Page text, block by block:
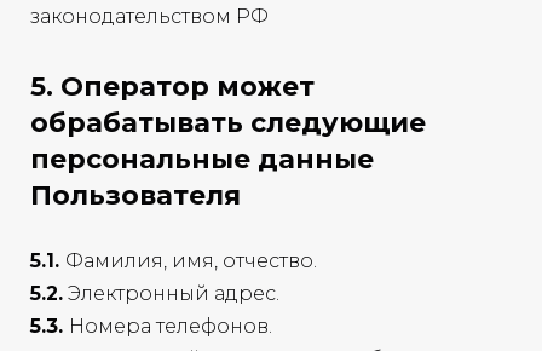
законодательством РФ
5. Оператор может
обрабатывать следующие
персональные данные
Пользователя
5.1. Фамилия, имя, отчество.
5.2. Электронный адрес.
5.3. Номера телефонов.